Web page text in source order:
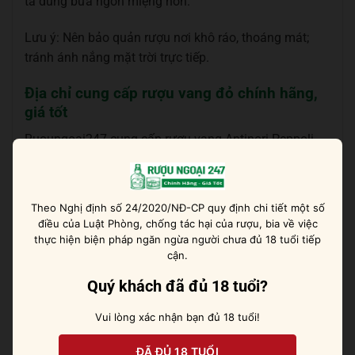
Lưu ý: Nên bảo quản rượu nơi khô ráo, thoáng mát;
tránh ánh nắng mặt trời trực tiếp.
Địa chỉ cung cấp rượu vang đỏ chính hãng,
giá tốt
Ruoungoai247 cung cấp rượu vang Antinori Peppoli
khác. Tất cả các chai rượu đều được lựa
khi đến tay khách hàng.
rượu vang nhập khẩu tại TPHCM
khác ở Ruoungoai247, hãy liên hệ theo thông tin sau:
Tên thương hiệu:
Ruoungoai247
Website:
ruoungoai247.com
Theo Nghị định số 24/2020/NĐ-CP quy định chi tiết một số
điều của Luật Phòng, chống tác hại của rượu, bia về việc
thực hiện biện pháp ngăn ngừa người chưa đủ 18 tuổi tiếp
cận.
Quý khách đã đủ 18 tuổi?
Vui lòng xác nhận bạn đủ 18 tuổi!
ĐÃ ĐỦ 18 TUỔI